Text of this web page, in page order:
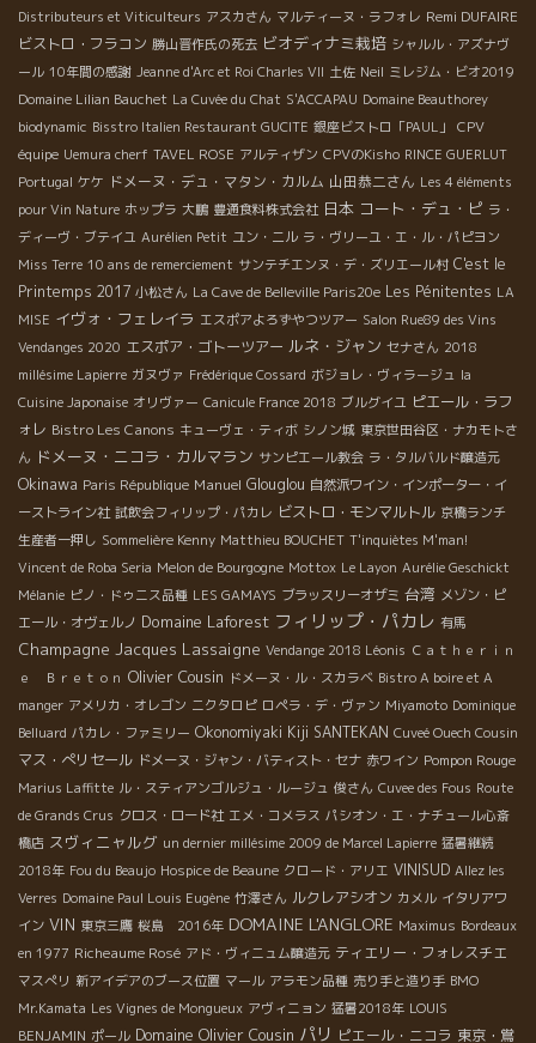
Distributeurs et Viticulteurs アスカさん マルティーヌ・ラフォレ Remi DUFAIRE
ビストロ・フラコン 勝山晋作氏の死去 ビオディナミ栽培 シャルル・アズナヴ
ール 10年間の感謝 Jeanne d'Arc et Roi Charles VII 土佐 Neil ミレジム・ビオ2019
Domaine Lilian Bauchet La Cuvée du Chat S'ACCAPAU Domaine Beauthorey
biodynamic Bisstro Italien Restaurant GUCITE 銀座ビストロ「PAUL」
CPV
équipe Uemura cherf TAVEL ROSE アルティザン CPVのKisho RINCE GUERLUT
Portugal ケケ ドメーヌ・デュ・マタン・カルム 山田恭二さん Les 4 éléments
pour Vin Nature ホップラ 大鵬 豊通食料株式会社 日本 コート・デュ・ピ ラ・
ディーヴ・ブテイユ Aurélien Petit ユン・ニル ラ・ヴリーユ・エ・ル・パピヨン
Miss Terre 10 ans de remerciement サンテチエンヌ・デ・ズリエール村 C'est le
Printemps 2017 小松さん La Cave de Belleville Paris20e Les Pénitentes LA
MISE イヴォ・フェレイラ エスポアよろずやつツアー Salon Rue89 des Vins
Vendanges 2020 エスポア・ゴトーツアー ルネ・ジャン セナさん 2018
millésime Lapierre ガヌヴァ Frédérique Cossard ボジョレ・ヴィラージュ la
Cuisine Japonaise オリヴァー Canicule France 2018 ブルグイユ ピエール・ラフ
ォレ Bistro Les Canons キューヴェ・ティボ シノン城 東京世田谷区・ナカモトさ
ん ドメーヌ・ニコラ・カルマラン サンピエール教会 ラ・タルバルド醸造元
Okinawa Paris République Manuel Glouglou 自然派ワイン・インポーター・イ
ーストライン社 試飲会フィリップ・パカレ ビストロ・モンマルトル 京橋ランチ
生産者一押し Sommelière Kenny Matthieu BOUCHET T'inquiètes M'man!
Vincent de Roba Seria Melon de Bourgogne Mottox Le Layon Aurélie Geschickt
Mélanie ピノ・ドゥニス品種 LES GAMAYS ブラッスリーオザミ 台湾 メゾン・ピ
エール・オヴェルノ Domaine Laforest フィリップ・パカレ 有馬
Champagne Jacques Lassaigne Vendange 2018 Léonis Ｃａｔｈｅｒｉｎ
ｅ Ｂｒｅｔｏｎ Olivier Cousin ドメーヌ・ル・スカラベ Bistro A boire et A
manger アメリカ・オレゴン ニクタロピ ロペラ・デ・ヴァン Miyamoto Dominique
Belluard パカレ・ファミリー Okonomiyaki Kiji SANTEKAN Cuveé Ouech Cousin
マス・ぺリセール ドメーヌ・ジャン・バティスト・セナ 赤ワイン Pompon Rouge
Marius Laffitte ル・スティアンゴルジュ・ルージュ 俊さん Cuvee des Fous Route
de Grands Crus クロス・ロード社 エメ・コメラス パシオン・エ・ナチュール心斎
橋店 スヴィニャルグ un dernier millésime 2009 de Marcel Lapierre 猛暑継続
2018年 Fou du Beaujo Hospice de Beaune クロード・アリエ VINISUD Allez les
Verres Domaine Paul Louis Eugène 竹澤さん ルクレアシオン カメル イタリアワ
イン VIN 東京三鷹 桜島 2016年 DOMAINE L'ANGLORE Maximus Bordeaux
en 1977 Richeaume Rosé アド・ヴィニュム醸造元 ティエリー・フォレスチエ
マスぺリ 新アイデアのブース位置 マール アラモン品種 売り手と造り手 BMO
Mr.Kamata Les Vignes de Mongueux アヴィニョン 猛暑2018年 LOUIS
BENJAMIN ポール Domaine Olivier Cousin パリ ピエール・ニコラ 東京・鴬